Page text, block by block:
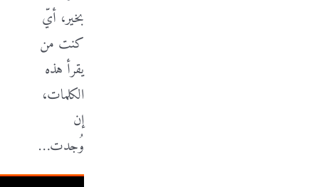
بخير، أيّ
كنت من
يقرأ هذه
الكلمات،
إن
وُجدت…